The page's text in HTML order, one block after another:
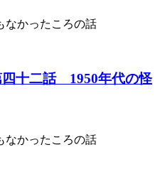
なかったころの話
十二話 1950年代の怪
なかったころの話